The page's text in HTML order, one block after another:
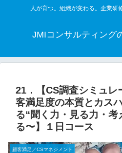
人が育つ。組織が変わる。企業研
JMIコンサルティング
21．【CS調査シミュレ
客満足度の本質とカス
る“聞く力・見る力・考
る〜】１日コース
顧客満足／CSマネジメント